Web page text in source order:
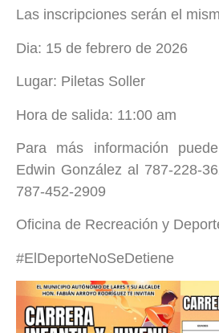
Las inscripciones serán el
Dia: 15 de febrero de 2026
Lugar: Piletas Soller
Hora de salida: 11:00 am
Para más información
Edwin González al 787-228-
787-452-2909
Oficina de Recreación y
#ElDeporteNoSeDetiene